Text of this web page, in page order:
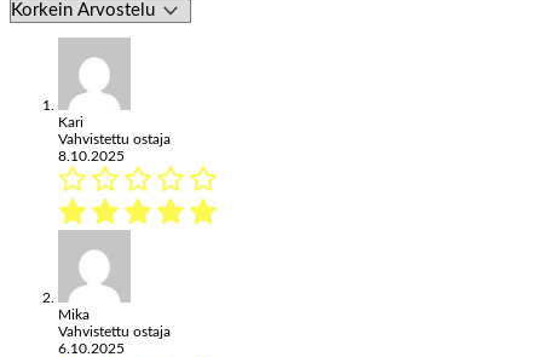
Kari
Vahvistettu ostaja
8.10.2025
Mika
Vahvistettu ostaja
6.10.2025